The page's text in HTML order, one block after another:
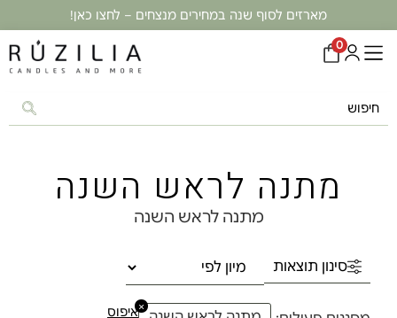
מארזים לסוף שנה במחירים מנצחים – לחצו כאן!
0
מתנה לראש השנה
מתנה לראש השנה
סינון תוצאות
×איפוס